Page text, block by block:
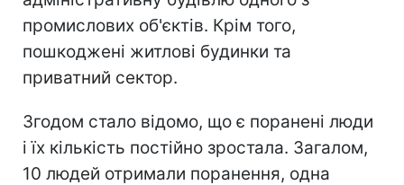
промислових об'єктів. Крім того,
пошкоджені житлові будинки та
приватний сектор.
Згодом стало відомо, що є поранені люди
і їх кількість постійно зростала. Загалом,
10 людей отримали поранення, одна